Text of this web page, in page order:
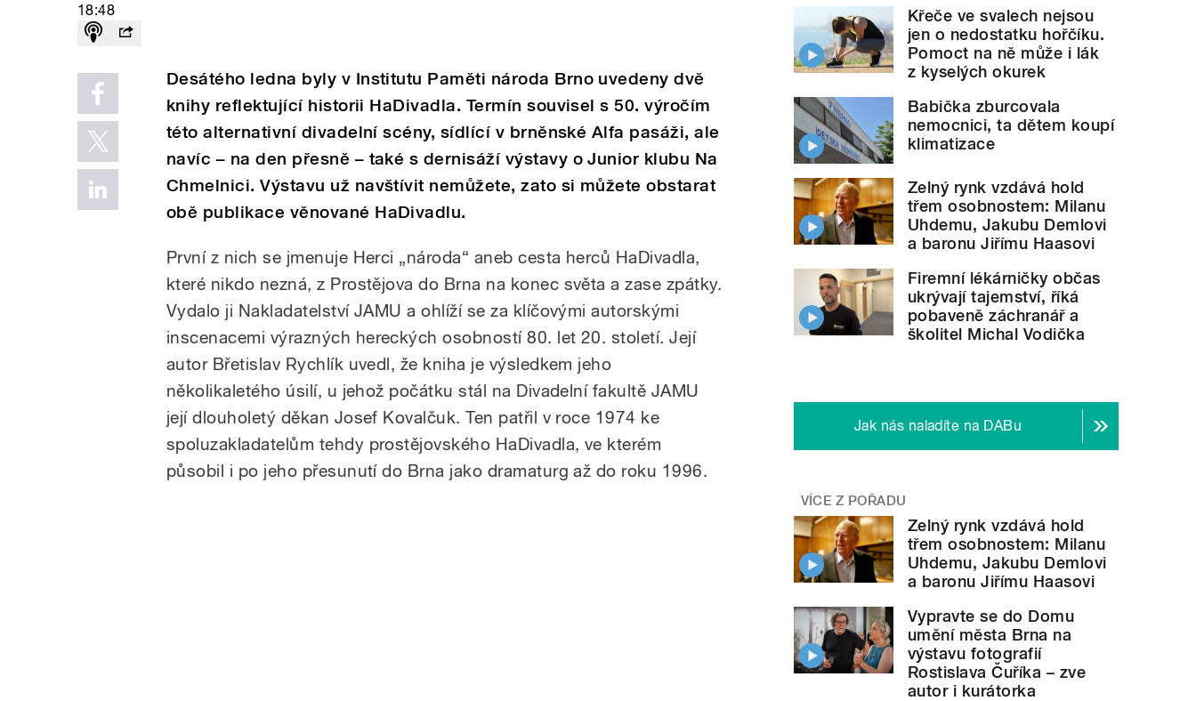
18:48
Desátého ledna byly v Institutu Paměti národa Brno uvedeny dvě
knihy reflektující historii HaDivadla. Termín souvisel s 50. výročím
této alternativní divadelní scény, sídlící v brněnské Alfa pasáži, ale
navíc – na den přesně – také s dernisáží výstavy o Junior klubu Na
Chmelnici. Výstavu už navštívit nemůžete, zato si můžete obstarat
obě publikace věnované HaDivadlu.
První z nich se jmenuje Herci „národa“ aneb cesta herců HaDivadla,
které nikdo nezná, z Prostějova do Brna na konec světa a zase zpátky.
Vydalo ji Nakladatelství JAMU a ohlíží se za klíčovými autorskými
inscenacemi výrazných hereckých osobností 80. let 20. století. Její
autor Břetislav Rychlík uvedl, že kniha je výsledkem jeho
několikaletého úsilí, u jehož počátku stál na Divadelní fakultě JAMU
její dlouholetý děkan Josef Kovalčuk. Ten patřil v roce 1974 ke
spoluzakladatelům tehdy prostějovského HaDivadla, ve kterém
působil i po jeho přesunutí do Brna jako dramaturg až do roku 1996.
Křeče ve svalech nejsou
jen o nedostatku hořčíku.
Pomoct na ně může i lák
z kyselých okurek
Babička zburcovala
nemocnici, ta dětem koupí
klimatizace
Zelný rynk vzdává hold
třem osobnostem: Milanu
Uhdemu, Jakubu Demlovi
a baronu Jiřímu Haasovi
Firemní lékárničky občas
ukrývají tajemství, říká
pobaveně záchranář a
školitel Michal Vodička
Jak nás naladíte na DABu
VÍCE Z POŘADU
Zelný rynk vzdává hold
třem osobnostem: Milanu
Uhdemu, Jakubu Demlovi
a baronu Jiřímu Haasovi
Vypravte se do Domu
umění města Brna na
výstavu fotografií
Rostislava Čuříka – zve
autor i kurátorka